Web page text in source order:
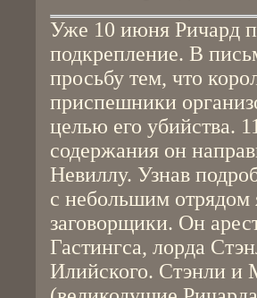
Уже 10 июня Ричард
подкрепление. В
просьбу тем, что
приспешники
целью его убийства.
содержания он
Невиллу. Узнав
с небольшим отрядом
заговорщики. Он
Гастингса, лорда
Илийского. Стэнли